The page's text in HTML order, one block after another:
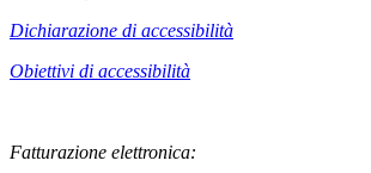
Dichiarazione di accessibilità
Obiettivi di accessibilità
Fatturazione elettronica: